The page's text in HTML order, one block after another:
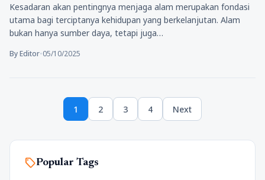
Kesadaran akan pentingnya menjaga alam merupakan fondasi
utama bagi terciptanya kehidupan yang berkelanjutan. Alam
bukan hanya sumber daya, tetapi juga…
By Editor•05/10/2025
Page
1 Page
2 Page
3 Page
4 Next
sellPopular Tags